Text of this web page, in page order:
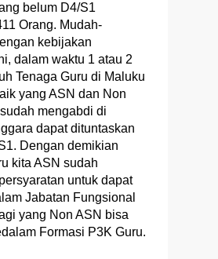
belum D4/S1
Orang. Mudah-
kebijakan
dalam waktu 1 atau 2
Tenaga Guru di Maluku
yang ASN dan Non
mengabdi di
dapat dituntaskan
Dengan demikian
kita ASN sudah
untuk dapat
Jabatan Fungsional
yang Non ASN bisa
Formasi P3K Guru.